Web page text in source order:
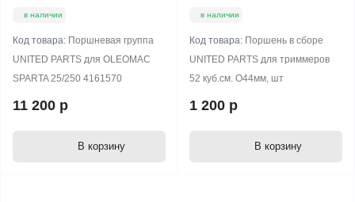
в наличии
Код товара: Поршневая группа
UNITED PARTS для OLEOMAC
SPARTA 25/250 4161570
11 200 р
В корзину
в наличии
Код товара: Поршень в сборе
UNITED PARTS для триммеров
52 куб.см. O44мм, шт
1 200 р
В корзину